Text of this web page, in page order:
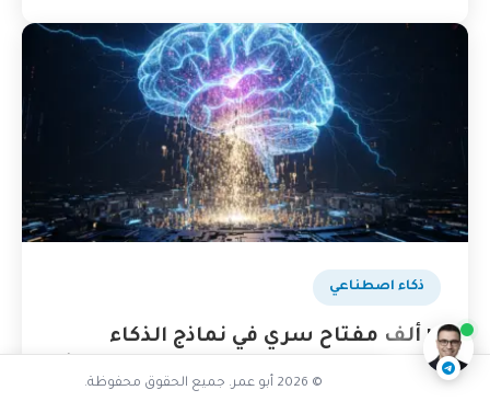
ذكاء اصطناعي
١٢ ألف مفتاح سري في نماذج الذكاء
الاصطناعي: كيف تحول التدريب إلى كارثة
ما أبرز الهجمات التي يصدها الذكاء
الاصطناعي
ناقشنا على تليجرام@AbuOmarTech_bot
© 2026 أبو عمر. جميع الحقوق محفوظة.